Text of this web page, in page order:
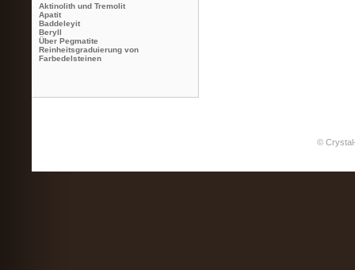
Aktinolith und Tremolit
Apatit
Baddeleyit
Beryll
Über Pegmatite
Reinheitsgraduierung von
Farbedelsteinen
©